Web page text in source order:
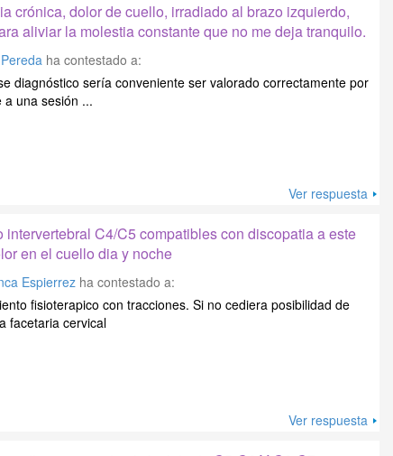
crónica, dolor de cuello, irradiado al brazo izquierdo,
aliviar la molestia constante que no me deja tranquilo.
ha contestado a:
diagnóstico sería conveniente ser valorado correctamente por
a una sesión ...
Ver respuesta
C4/C5 compatibles con discopatia a este
en el cuello dia y noche
Espierrez ha contestado a:
fisioterapico con tracciones. Si no cediera posibilidad de
facetaria cervical
Ver respuesta